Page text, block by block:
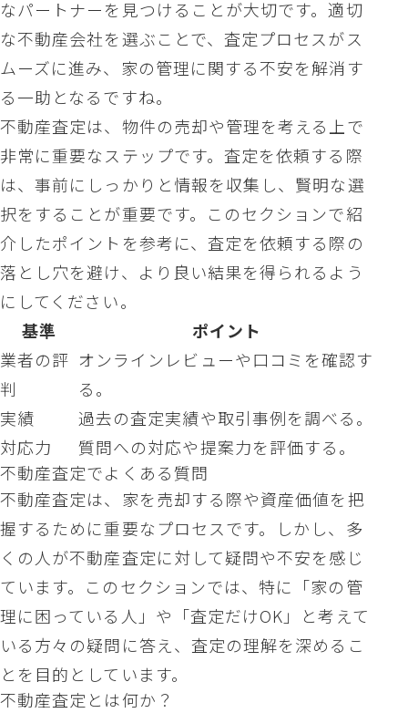
なパートナーを見つけることが大切です。適切
な不動産会社を選ぶことで、査定プロセスがス
ムーズに進み、家の管理に関する不安を解消す
る一助となるですね。
不動産査定は、物件の売却や管理を考える上で
非常に重要なステップです。査定を依頼する際
は、事前にしっかりと情報を収集し、賢明な選
択をすることが重要です。このセクションで紹
介したポイントを参考に、査定を依頼する際の
落とし穴を避け、より良い結果を得られるよう
にしてください。
基準
ポイント
業者の評
判
オンラインレビューや口コミを確認す
る。
実績
過去の査定実績や取引事例を調べる。
対応力
質問への対応や提案力を評価する。
不動産査定でよくある質問
不動産査定は、家を売却する際や資産価値を把
握するために重要なプロセスです。しかし、多
くの人が不動産査定に対して疑問や不安を感じ
ています。このセクションでは、特に「家の管
理に困っている人」や「査定だけOK」と考えて
いる方々の疑問に答え、査定の理解を深めるこ
とを目的としています。
不動産査定とは何か？